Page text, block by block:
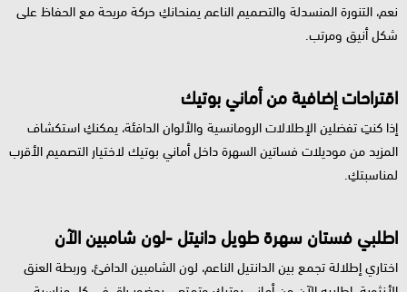
نعم، التنورة المنسدلة والتصميم الناعم يمنحانكِ حركة مريحة مع الحفاظ على
شكل أنيق ومرتب.
اقتراحات إضافية من أماني بوتيك
إذا كنتِ تفضلين الإطلالات الرومانسية والألوان الدافئة، يمكنكِ استكشاف
المزيد من موديلات فساتين السهرة داخل أماني بوتيك لاختيار التصميم الأقرب
لمناسبتكِ.
اطلبي فستان سهرة طويل دانيتل -لون شامبين الآن
اختاري إطلالة تجمع بين الدانتيل الناعم، لون الشامبين الدافئ، وربطة العنق